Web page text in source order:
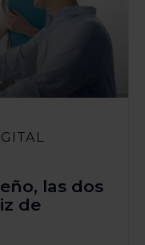
las dos
de